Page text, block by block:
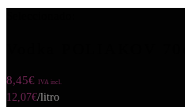
8,45€ IVA incl.
12,07€/litro